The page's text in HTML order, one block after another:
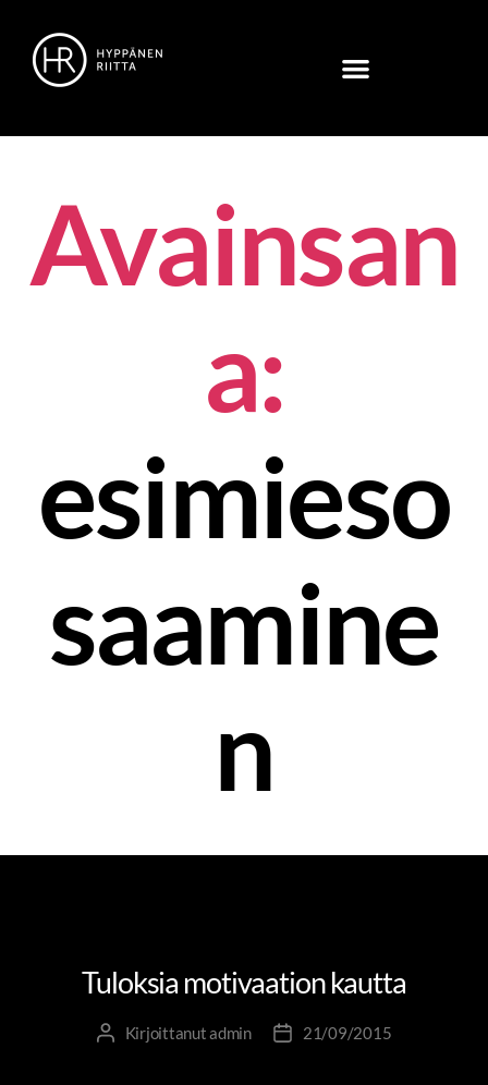
Avainsan
a:
esimieso
saamine
n
Tuloksia motivaation kautta
Kirjoittanutadmin 21/09/2015